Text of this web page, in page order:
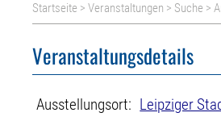
Startseite >Veranstaltungen > Suche >
Veranstaltungsdetails
Ausstellungsort: Leipziger